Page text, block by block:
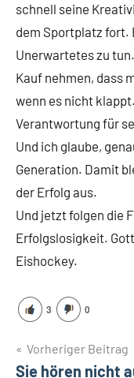
schnell seine
dem Sportplatz fort.
Unerwartetes zu
Kauf nehmen, dass
wenn es nicht
Verantwortung für
Und ich glaube,
Generation. Damit
der Erfolg aus.
Und jetzt folgen die
Erfolgslosigkeit.
Eishockey.
3 0
Vorheriger Beitrag
Sie hören nicht